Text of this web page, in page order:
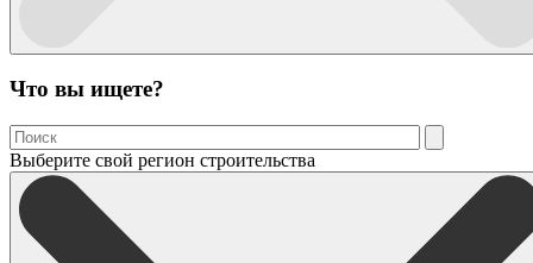
Что вы ищете?
Выберите свой регион строительства